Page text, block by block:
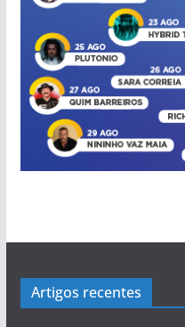
Artigos recentes